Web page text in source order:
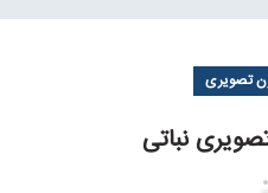
تصویری
نباتی